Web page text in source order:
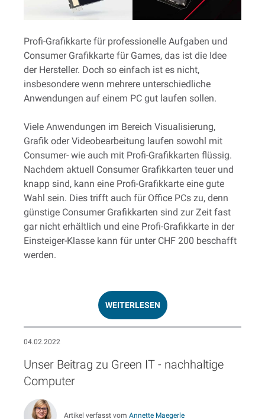
Profi-Grafikkarte für professionelle Aufgaben und
Consumer Grafikkarte für Games, das ist die Idee
der Hersteller. Doch so einfach ist es nicht,
insbesondere wenn mehrere unterschiedliche
Anwendungen auf einem PC gut laufen sollen.
Viele Anwendungen im Bereich Visualisierung,
Grafik oder Videobearbeitung laufen sowohl mit
Consumer- wie auch mit Profi-Grafikkarten flüssig.
Nachdem aktuell Consumer Grafikkarten teuer und
knapp sind, kann eine Profi-Grafikkarte eine gute
Wahl sein. Dies trifft auch für Office PCs zu, denn
günstige Consumer Grafikkarten sind zur Zeit fast
gar nicht erhältlich und eine Profi-Grafikkarte in der
Einsteiger-Klasse kann für unter CHF 200 beschafft
werden.
WEITERLESEN
04.02.2022
Unser Beitrag zu Green IT - nachhaltige
Computer
Artikel verfasst vom Annette Maegerle